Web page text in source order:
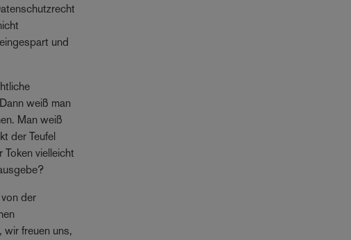
und
weiß man
Man weiß
der Teufel
vielleicht
der
wir freuen uns,